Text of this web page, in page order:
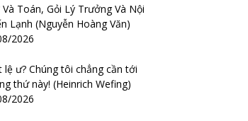
Và Toán, Gỏi Lý Trưởng Và Nội
Lạnh (Nguyễn Hoàng Văn)
2026
lệ ư? Chúng tôi chẳng cần tới
thứ này! (Heinrich Wefing)
2026